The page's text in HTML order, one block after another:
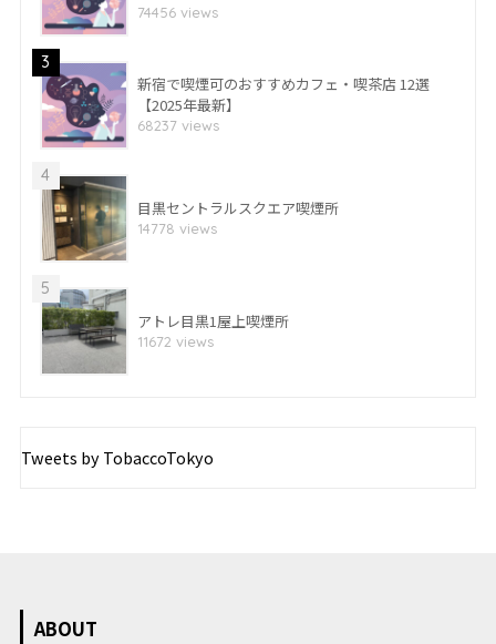
74456 views
3
新宿で喫煙可のおすすめカフェ・喫茶店 12選
【2025年最新】
68237 views
4
目黒セントラルスクエア喫煙所
14778 views
5
アトレ目黒1屋上喫煙所
11672 views
Tweets by TobaccoTokyo
ABOUT